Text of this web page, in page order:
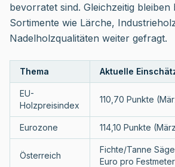
bevorratet sind. Gleichzeitig bleiben
Sortimente wie Lärche,
Nadelholzqualitäten weiter gefragt.
Thema Aktuelle
EU-
Holzpreisindex
110,70 Punkte
Eurozone 114,10 Punkte
Österreich
Fichte/Tanne
Euro pro